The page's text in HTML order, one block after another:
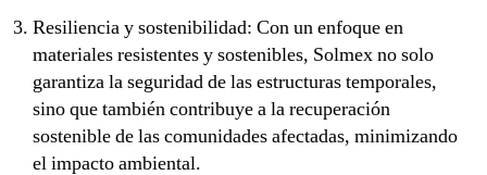
Resiliencia y sostenibilidad: Con un enfoque en
materiales resistentes y sostenibles, Solmex no solo
garantiza la seguridad de las estructuras temporales,
sino que también contribuye a la recuperación
sostenible de las comunidades afectadas, minimizando
el impacto ambiental.